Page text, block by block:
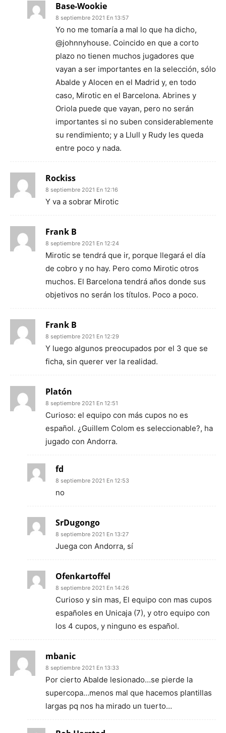
Base-Wookie
8 septiembre 2021 En 13:57
Yo no me tomaría a mal lo que ha dicho,
@johnnyhouse. Coincido en que a corto
plazo no tienen muchos jugadores que
vayan a ser importantes en la selección, sólo
Abalde y Alocen en el Madrid y, en todo
caso, Mirotic en el Barcelona. Abrines y
Oriola puede que vayan, pero no serán
importantes si no suben considerablemente
su rendimiento; y a Llull y Rudy les queda
entre poco y nada.
Rockiss
8 septiembre 2021 En 12:16
Y va a sobrar Mirotic
Frank B
8 septiembre 2021 En 12:24
Mirotic se tendrá que ir, porque llegará el día
de cobro y no hay. Pero como Mirotic otros
muchos. El Barcelona tendrá años donde sus
objetivos no serán los títulos. Poco a poco.
Frank B
8 septiembre 2021 En 12:29
Y luego algunos preocupados por el 3 que se
ficha, sin querer ver la realidad.
Platón
8 septiembre 2021 En 12:51
Curioso: el equipo con más cupos no es
español. ¿Guillem Colom es seleccionable?, ha
jugado con Andorra.
fd
8 septiembre 2021 En 12:53
no
SrDugongo
8 septiembre 2021 En 13:27
Juega con Andorra, sí
Ofenkartoffel
8 septiembre 2021 En 14:26
Curioso y sin mas, El equipo con mas cupos
españoles en Unicaja (7), y otro equipo con
los 4 cupos, y ninguno es español.
mbanic
8 septiembre 2021 En 13:33
Por cierto Abalde lesionado…se pierde la
supercopa…menos mal que hacemos plantillas
largas pq nos ha mirado un tuerto…